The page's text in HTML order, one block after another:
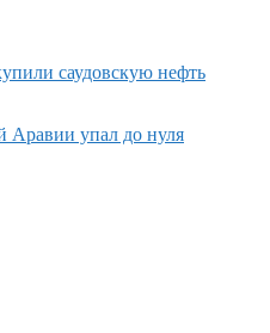
саудовскую нефть
Аравии упал до нуля